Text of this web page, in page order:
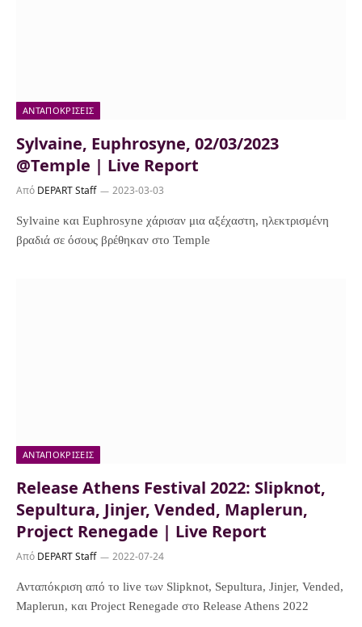
ΑΝΤΑΠΟΚΡΊΣΕΙΣ
Sylvaine, Euphrosyne, 02/03/2023
@Temple | Live Report
Από DEPART Staff 2023-03-03
Sylvaine και Euphrosyne χάρισαν μια αξέχαστη, ηλεκτρισμένη
βραδιά σε όσους βρέθηκαν στο Temple
ΑΝΤΑΠΟΚΡΊΣΕΙΣ
Release Athens Festival 2022: Slipknot,
Sepultura, Jinjer, Vended, Maplerun,
Project Renegade | Live Report
Από DEPART Staff 2022-07-24
Ανταπόκριση από το live των Slipknot, Sepultura, Jinjer, Vended,
Maplerun, και Project Renegade στο Release Athens 2022